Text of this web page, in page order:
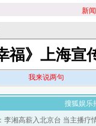
新闻
福》上海
我来说两句
搜狐娱乐
李湘高薪入北京台 当主播疗